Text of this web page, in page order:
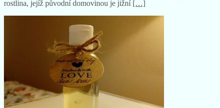
rostlina, jejíž původní domovinou je jižní […]